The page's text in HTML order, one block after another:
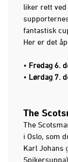
liker rett ved
fantastisk
Her er det
• Fredag 6.
• Lørdag 7.
The
The
i Oslo, som
Karl Johans